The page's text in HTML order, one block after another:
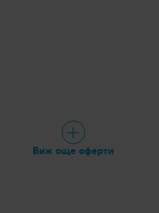
Виж още оферти